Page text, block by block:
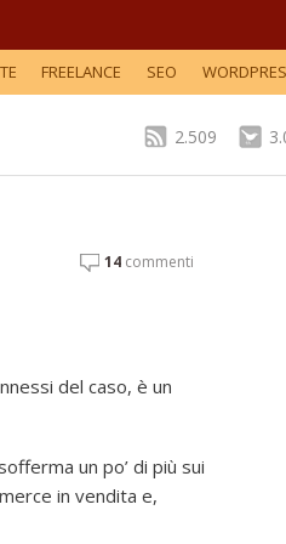
FREELANCE SEO
2.509
14 commenti
del caso, è un
un po’ di più sui
in vendita e,